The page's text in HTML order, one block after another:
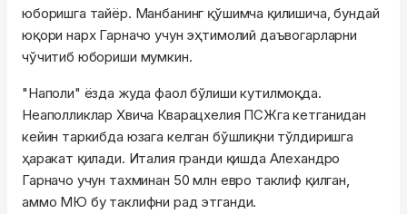
юборишга тайёр. Манбанинг қўшимча қилишича, бундай
юқори нарх Гарначо учун эҳтимолий даъвогарларни
чўчитиб юбориши мумкин.
"Наполи" ёзда жуда фаол бўлиши кутилмоқда.
Неаполликлар Хвича Кварацхелия ПСЖга кетганидан
кейин таркибда юзага келган бўшлиқни тўлдиришга
ҳаракат қилади. Италия гранди қишда Алехандро
Гарначо учун тахминан 50 млн евро таклиф қилган,
аммо МЮ бу таклифни рад этганди.